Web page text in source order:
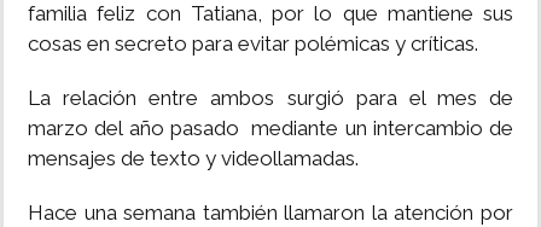
familia feliz con Tatiana, por lo que mantiene sus
cosas en secreto para evitar polémicas y críticas.
La relación entre ambos surgió para el mes de
marzo del año pasado mediante un intercambio de
mensajes de texto y videollamadas.
Hace una semana también llamaron la atención por